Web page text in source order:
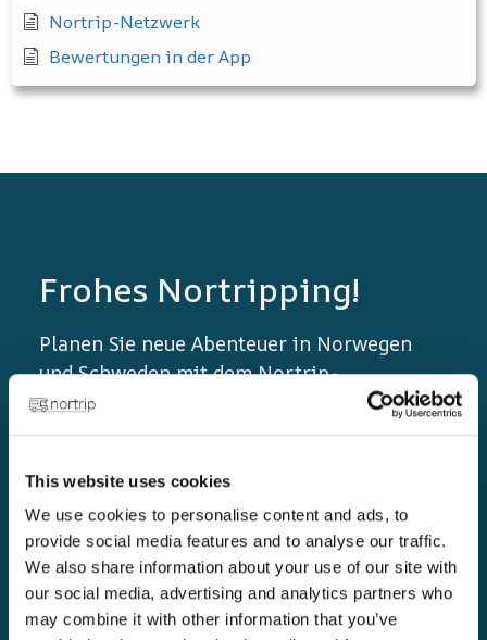
This website uses cookies
We use cookies to personalise content and ads, to
provide social media features and to analyse our traffic.
We also share information about your use of our site with
our social media, advertising and analytics partners who
may combine it with other information that you’ve
Nortrip-Netzwerk
Bewertungen in der App
Frohes Nortripping!
Planen Sie neue Abenteuer in Norwegen
und Schweden mit dem Nortrip-
Reiseführer! Authentische Erlebnisse,
lokale Geschmackserlebnisse und